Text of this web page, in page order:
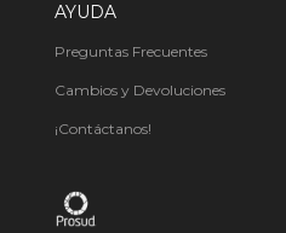
AYUDA
Preguntas Frecuentes
Cambios y Devoluciones
¡Contáctanos!